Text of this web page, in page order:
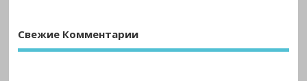
Свежие Комментарии